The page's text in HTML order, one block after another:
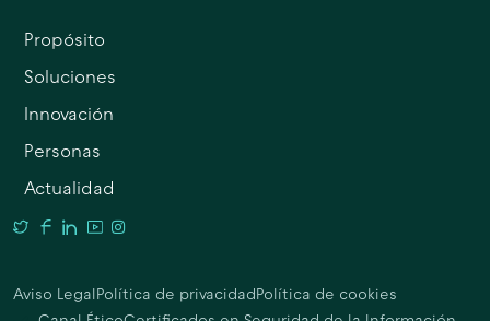
Propósito
Soluciones
Innovación
Personas
Actualidad
Aviso Legal Política de privacidad Política de cookies